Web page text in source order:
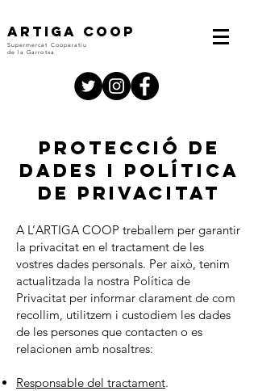
ARTIGA COOP
Supermercat Cooperatiu
de la Garrotxa
PROTECCIÓ DE
DADES i POLÍTICA
DE PRIVACITAT
A L’ARTIGA COOP treballem per garantir
la privacitat en el tractament de les
vostres dades personals. Per això, tenim
actualitzada la nostra Política de
Privacitat per informar clarament de com
recollim, utilitzem i custodiem les dades
de les persones que contacten o es
relacionen amb nosaltres:
Responsable del tractament.